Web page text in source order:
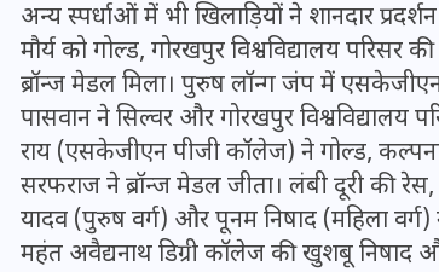
अन्य स्पर्धाओं में भी खिलाड़ियों ने शानदार
मौर्य को गोल्ड, गोरखपुर विश्वविद्यालय
ब्रॉन्ज मेडल मिला। पुरुष लॉन्ग जंप में
पासवान ने सिल्वर और गोरखपुर विश्वविद्यालय
राय (एसकेजीएन पीजी कॉलेज) ने गोल्ड,
सरफराज ने ब्रॉन्ज मेडल जीता। लंबी दूरी की
यादव (पुरुष वर्ग) और पूनम निषाद (महिला
महंत अवैद्यनाथ डिग्री कॉलेज की खुशबू निषाद
जिस कमरे में बिना
के बीते 4 साल, उसे देख
हुए बृजभूषण सिंह, कहा-
तपकर बना सोना